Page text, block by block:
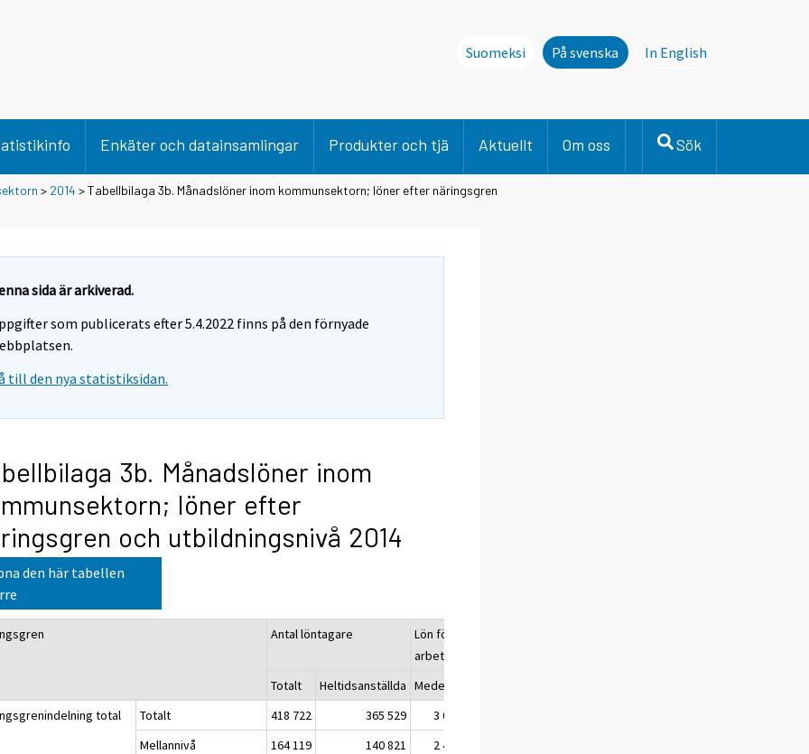
Suomeksi På svenska
In English
Enkäter och datainsamlingar Produkter och tjä Aktuellt Om oss Sök
> 2014 > Tabellbilaga 3b. Månadslöner inom kommunsektorn; löner efter näringsgren
sida är arkiverad.
som publicerats efter 5.4.2022 finns på den förnyade
till den nya statistiksidan.
3b. Månadslöner inom
löner efter
och utbildningsnivå 2014
den här tabellen
Antal löntagare
Lön för ordinarie
arbetstid
Totalt
Heltidsanställda Medeltal
total
Totalt 418 722 365 529 3 005
Mellannivå
164 119 140 821 2 468